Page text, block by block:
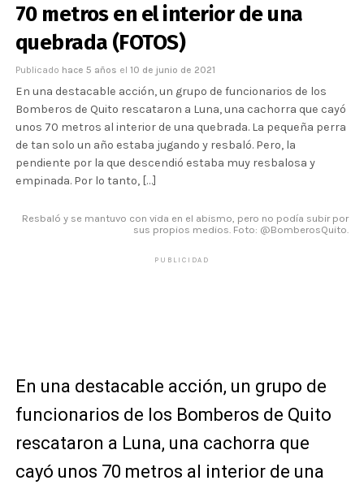
70 metros en el interior de una
quebrada (FOTOS)
Publicado hace 5 años el 10 de junio de 2021
En una destacable acción, un grupo de funcionarios de los
Bomberos de Quito rescataron a Luna, una cachorra que cayó
unos 70 metros al interior de una quebrada. La pequeña perra
de tan solo un año estaba jugando y resbaló. Pero, la
pendiente por la que descendió estaba muy resbalosa y
empinada. Por lo tanto, […]
Resbaló y se mantuvo con vida en el abismo, pero no podía subir por
sus propios medios. Foto: @BomberosQuito.
PUBLICIDAD
En una destacable acción, un grupo de
funcionarios de los Bomberos de Quito
rescataron a Luna, una cachorra que
cayó unos 70 metros al interior de una